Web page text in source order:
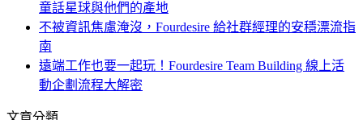
童話星球與他們的產地
不被資訊焦慮淹沒，Fourdesire 給社群經理的安穩漂流指
南
遠端工作也要一起玩！Fourdesire Team Building 線上活
動企劃流程大解密
文章分類